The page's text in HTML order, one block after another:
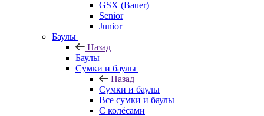
GSX (Bauer)
Senior
Junior
Баулы
Назад
Баулы
Сумки и баулы
Назад
Сумки и баулы
Все сумки и баулы
С колёсами